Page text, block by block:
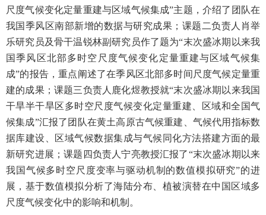
尺度气候变化定量重建与区域气候集成”主题，介绍了团队在
我国季风区南部新增的数据与研究成果；课题二负责人肖举
乐研究员及骨干温锐林副研究员作了题为“末次盛冰期以来我
国季风区北部多时空尺度气候变化定量重建与区域气候集
成”的报告，重点阐述了在季风区北部多时间尺度气候定量重
建的成果；课题三负责人鹿化煜教授就“末次盛冰期以来我国
干旱半干旱区多时空尺度气候变化定量重建、区域和全国气
候集成”汇报了团队在黄土高原古气候重建、气候代用指标数
据库建设、区域气候数据集成与气候同化方法搭建方面的最
新研究进展；课题四负责人宁亮教授汇报了“末次盛冰期以来
我国气候多时空尺度变率与驱动机制的数值模拟研究”的进
展，基于数值模拟分析了海陆分布、植被演替在中国区域多
尺度气候变化中的影响和机制。